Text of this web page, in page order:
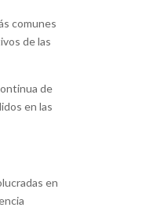
comunes
de las
de
en las
en